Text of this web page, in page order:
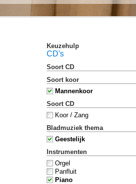
Keuzehulp
CD's
Soort CD
Soort koor
Mannenkoor
Soort CD
Koor / Zang
Bladmuziek thema
Geestelijk
Instrumenten
Orgel
Panfluit
Piano